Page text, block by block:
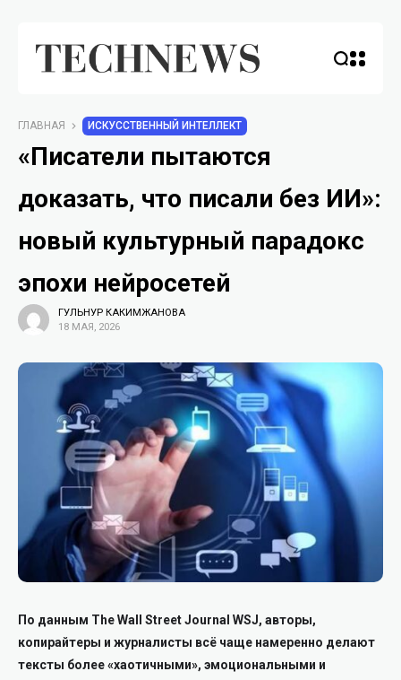
ГЛАВНАЯ ИСКУССТВЕННЫЙ ИНТЕЛЛЕКТ
«Писатели пытаются
доказать, что писали без ИИ»:
новый культурный парадокс
эпохи нейросетей
ГУЛЬНУР КАКИМЖАНОВА
18 МАЯ, 2026
По данным The Wall Street Journal WSJ, авторы,
копирайтеры и журналисты всё чаще намеренно делают
тексты более «хаотичными», эмоциональными и